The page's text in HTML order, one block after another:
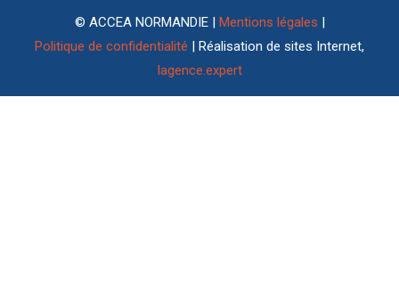
© ACCEA NORMANDIE | Mentions légales |
Politique de confidentialité | Réalisation de sites Internet,
lagence.expert